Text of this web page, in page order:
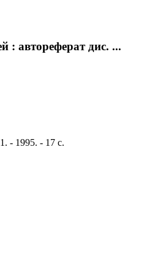
: автореферат дис. ...
- 1995. - 17 с.